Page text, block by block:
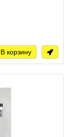
В корзину